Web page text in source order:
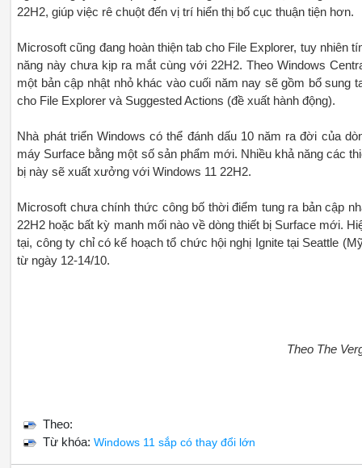
22H2, giúp việc rê chuột đến vị trí hiển thị bố cục thuận tiện hơn.
Microsoft cũng đang hoàn thiện tab cho File Explorer, tuy nhiên
năng này chưa kịp ra mắt cùng với 22H2. Theo Windows
một bản cập nhật nhỏ khác vào cuối năm nay sẽ gồm bổ sung
cho File Explorer và Suggested Actions (đề xuất hành động).
Nhà phát triển Windows có thể đánh dấu 10 năm ra đời của
máy Surface bằng một số sản phẩm mới. Nhiều khả năng các
bị này sẽ xuất xưởng với Windows 11 22H2.
Microsoft chưa chính thức công bố thời điểm tung ra bản cập
22H2 hoặc bất kỳ manh mối nào về dòng thiết bị Surface mới.
tại, công ty chỉ có kế hoạch tổ chức hội nghị Ignite tại Seattle
từ ngày 12-14/10.
Theo The
Theo:
Từ khóa: Windows 11 sắp có thay đổi lớn